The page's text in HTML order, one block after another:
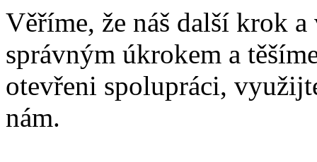
Věříme, že náš další krok
správným úkrokem a
otevřeni spolupráci,
nám.